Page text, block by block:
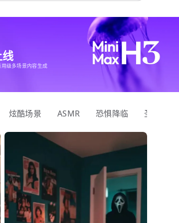
级多场景内容生成
炫酷场景 ASMR 恐惧降临 圣诞狂欢